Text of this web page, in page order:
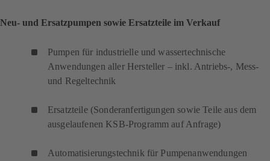
Neu- und Ersatzpumpen sowie Ersatzteile im Verkauf
Pumpen für industrielle und wassertechnische
Anwendungen aller Hersteller – inkl. Antriebs-, Mess-
und Regeltechnik
Ersatzteile (Sonderanfertigungen sowie Teile aus dem
ausgelaufenen KSB-Programm auf Anfrage)
Automatisierungstechnik für Pumpenanwendungen